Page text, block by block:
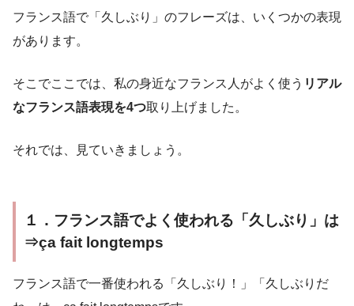
フランス語で「久しぶり」のフレーズは、いくつかの表現
があります。
そこでここでは、私の身近なフランス人がよく使う リアル
なフランス語表現を4つ取り上げました。
それでは、見ていきましょう。
１．フランス語でよく使われる「久しぶり」は
⇒ça fait longtemps
フランス語で一番使われる「久しぶり！」「久しぶりだ